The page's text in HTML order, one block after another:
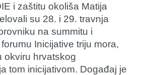
i zaštitu okoliša Matija
su 28. i 29. travnja
na summitu i
Inicijative triju mora,
okviru hrvatskog
tom inicijativom. Događaj je